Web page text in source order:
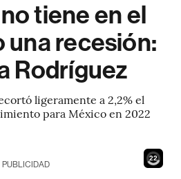
tiene en el
una recesión:
Rodríguez
ligeramente a 2,2% el
para México en 2022
20
PUBLICIDAD